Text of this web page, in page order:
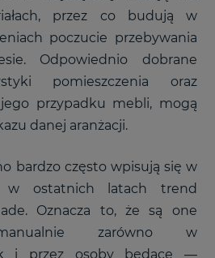
przez co budują w
poczucie przebywania
Odpowiednio dobrane
pomieszczenia oraz
przypadku mebli, mogą
danej aranżacji.
bardzo często wpisują się w
w ostatnich latach trend
Oznacza to, że są one
zarówno w
i przez osoby będące —